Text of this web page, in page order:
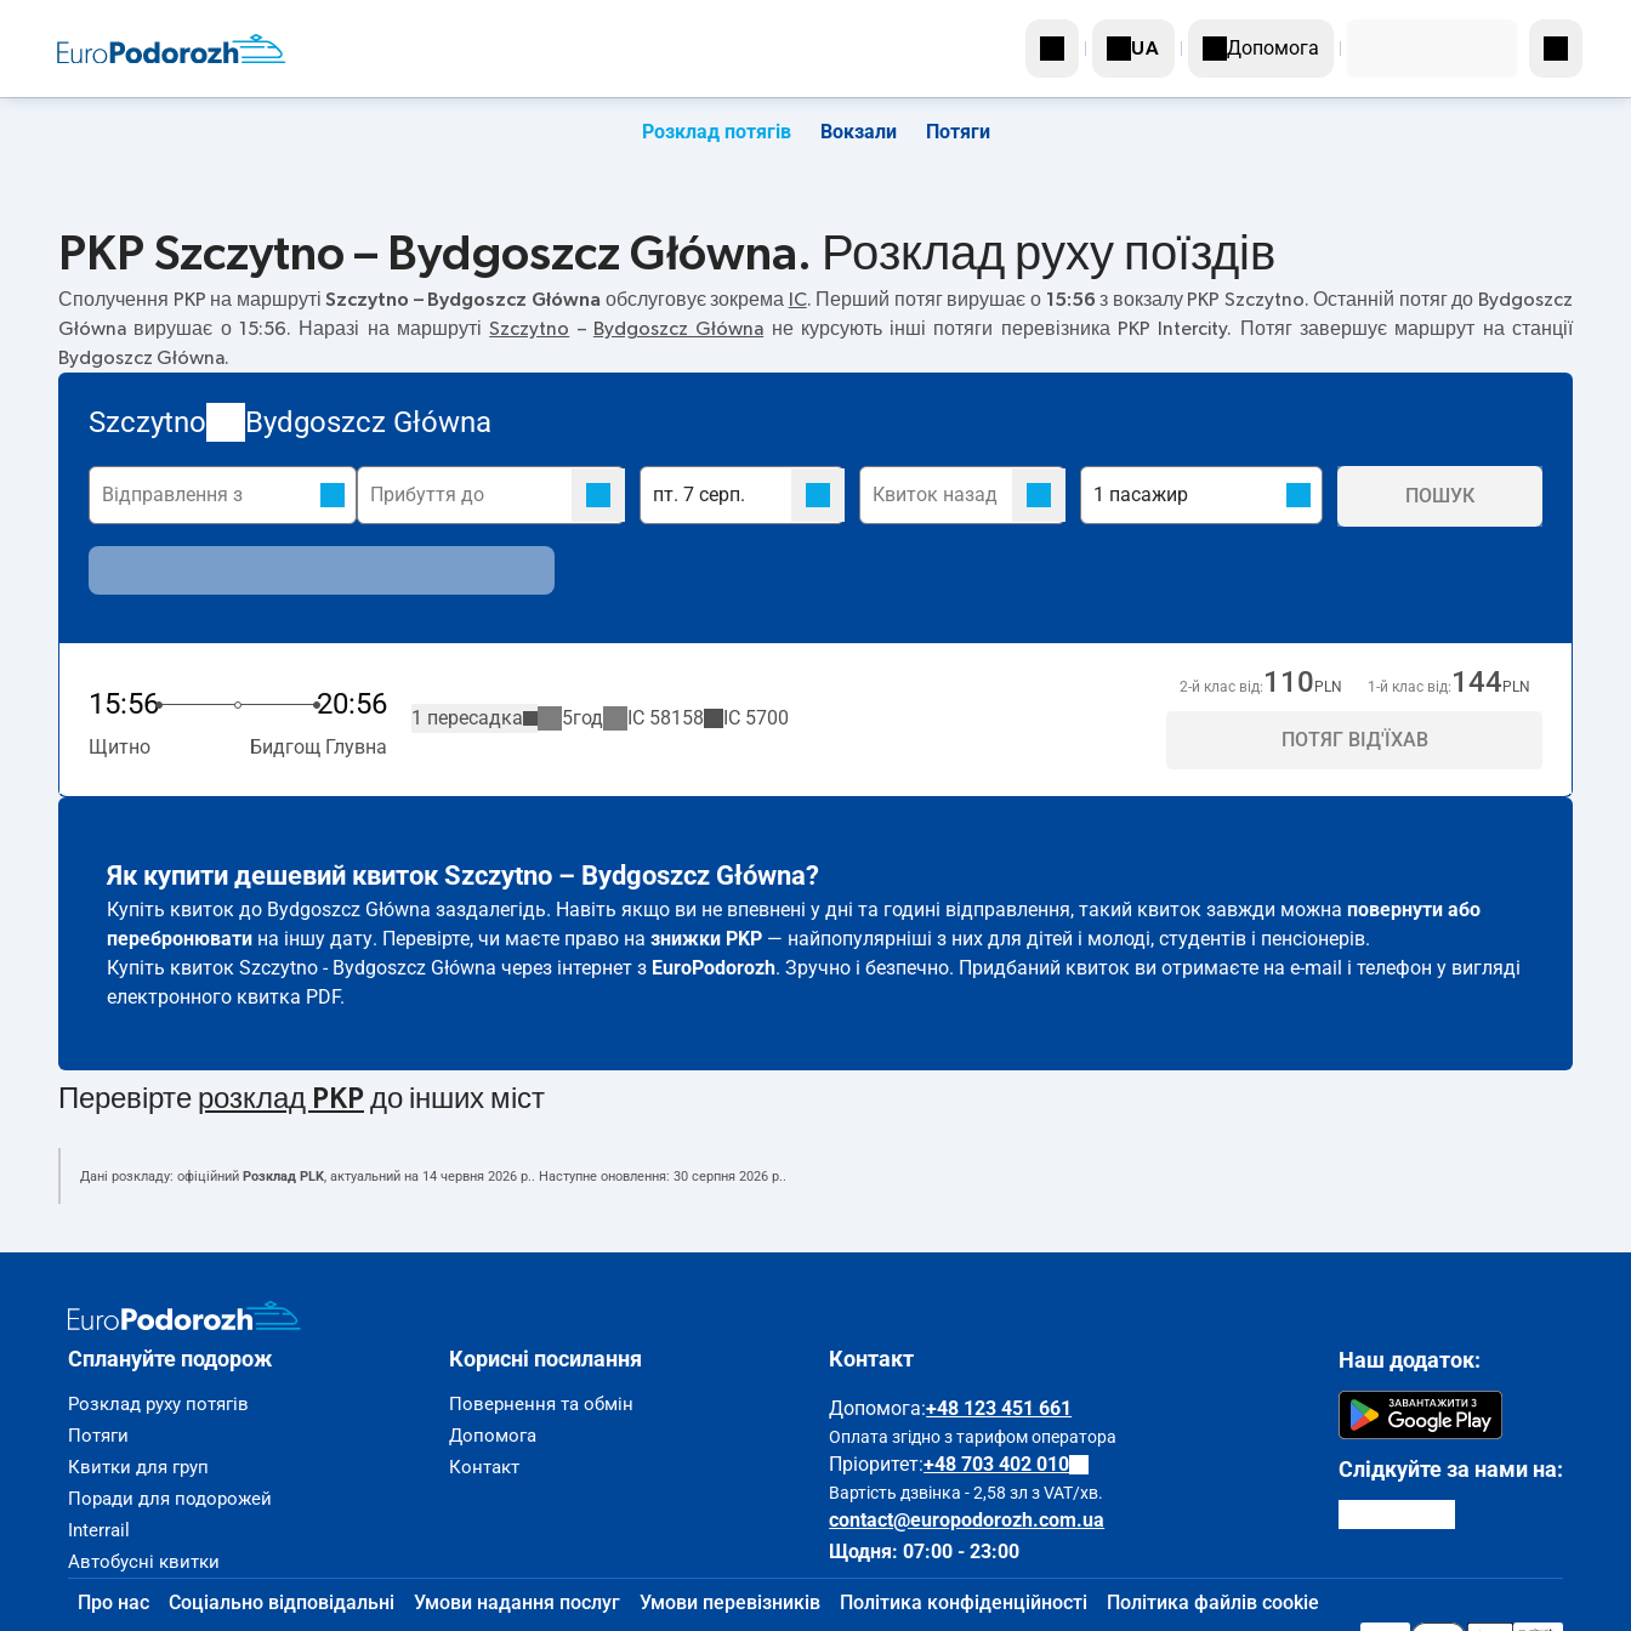
UA Допомога
Розклад потягів Вокзали Потяги
PKP Szczytno – Bydgoszcz Główna. Розклад руху поїздів
Сполучення PKP на маршрутіSzczytno – Bydgoszcz Główna обслуговує зокрема IC. Перший потяг вирушає о 15:56 з вокзалу PKP Szczytno. Останній потяг до Bydgoszcz
Główna вирушає о 15:56. Наразі на маршрутіSzczytno – Bydgoszcz Główna не курсують інші потяги перевізника PKP Intercity. Потяг завершує маршрут на станції
Bydgoszcz Główna.
Szczytno Bydgoszcz Główna
ПОШУК
15:56 20:56
Щитно Бидгощ Глувна
1 пересадка 5год IC 58158 IC 5700
2-й клас від: 110 PLN 1-й клас від: 144 PLN
ПОТЯГ ВІД'ЇХАВ
Як купити дешевий квиток Szczytno – Bydgoszcz Główna?
Купіть квиток до Bydgoszcz Główna заздалегідь. Навіть якщо ви не впевнені у дні та годині відправлення, такий квиток завжди можна повернути або
перебронювати на іншу дату. Перевірте, чи маєте право на знижки PKP — найпопулярніші з них для дітей і молоді, студентів і пенсіонерів.
Купіть квиток Szczytno - Bydgoszcz Główna через інтернет з EuroPodorozh. Зручно і безпечно. Придбаний квиток ви отримаєте на e-mail і телефон у вигляді
електронного квитка PDF.
Перевірте розклад PKP до інших міст
Дані розкладу: офіційний Розклад PLK, актуальний на 14 червня 2026 р.. Наступне оновлення: 30 серпня 2026 р..
Сплануйте подорож
Розклад руху потягів
Потяги
Квитки для груп
Поради для подорожей
Interrail
Автобусні квитки
Корисні посилання
Повернення та обмін
Допомога
Контакт
Контакт
Допомога:+48 123 451 661
Оплата згідно з тарифом оператора
Пріоритет:+48 703 402 010
Вартість дзвінка - 2,58 зл з VAT/хв.
contact@europodorozh.com.ua
Щодня: 07:00 - 23:00
Наш додаток:
Слідкуйте за нами на:
Про нас Соціально відповідальні Умови надання послуг Умови перевізників Політика конфіденційності Політика файлів cookie